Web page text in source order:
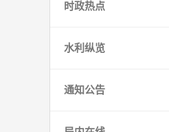
时政热点
水利纵览
通知公告